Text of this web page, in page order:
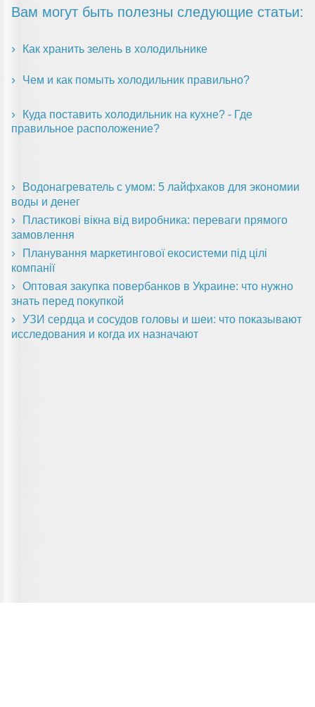
Вам могут быть полезны следующие статьи:
Как хранить зелень в холодильнике
Чем и как помыть холодильник правильно?
Куда поставить холодильник на кухне? - Где
правильное расположение?
Водонагреватель с умом: 5 лайфхаков для экономии
воды и денег
Пластикові вікна від виробника: переваги прямого
замовлення
Планування маркетингової екосистеми під цілі
компанії
Оптовая закупка повербанков в Украине: что нужно
знать перед покупкой
УЗИ сердца и сосудов головы и шеи: что показывают
исследования и когда их назначают